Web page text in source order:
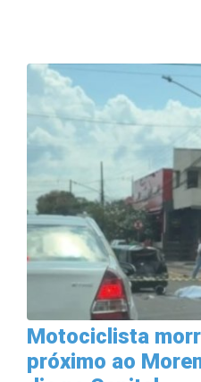
Motociclista
próximo ao